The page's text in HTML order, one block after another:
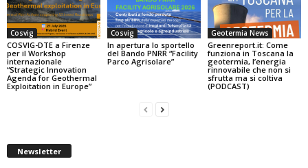
Cosvig
COSVIG-DTE a Firenze
per il Workshop
internazionale
“Strategic Innovation
Agenda for Geothermal
Exploitation in Europe”
Cosvig
In apertura lo sportello
del Bando PNRR “Facility
Parco Agrisolare”
Geotermia News
Greenreport.it: Come
funziona in Toscana la
geotermia, l’energia
rinnovabile che non si
sfrutta ma si coltiva
(PODCAST)
Newsletter